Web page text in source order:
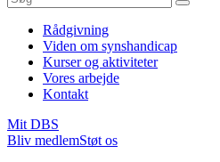
Rådgivning
Viden om synshandicap
Kurser og aktiviteter
Vores arbejde
Kontakt
Mit DBS
Bliv medlemStøt os